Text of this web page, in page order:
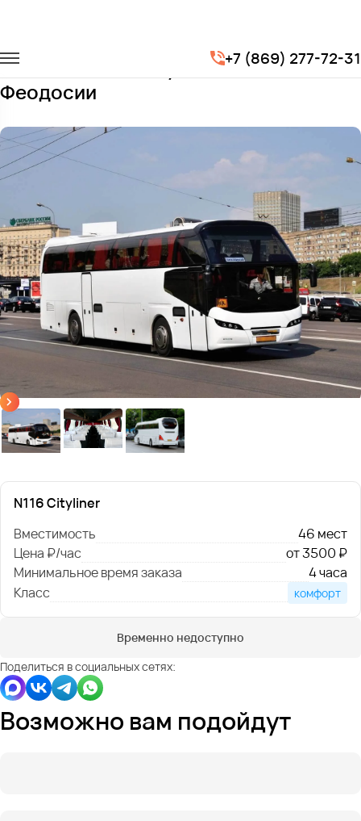
+7 (869) 277-72-31
N116 Cityliner
Заказать N116 Cityliner с водителем в
Феодосии
N116 Cityliner
Вместимость
46 мест
Цена ₽/час
от 3500 ₽
Минимальное время заказа
4 часа
Класс
комфорт
Временно недоступно
Поделиться в социальных сетях:
Возможно вам подойдут